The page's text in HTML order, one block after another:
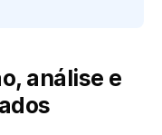
análise e